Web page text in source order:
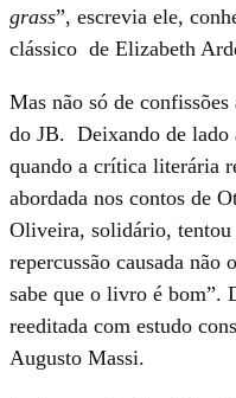
grass”, escrevia ele,
clássico de Elizabeth
Mas não só de
do JB. Deixando de lado
quando a crítica literária
abordada nos contos de
Oliveira, solidário, tentou
repercussão causada não
sabe que o livro é bom”.
reeditada com estudo
Augusto Massi.